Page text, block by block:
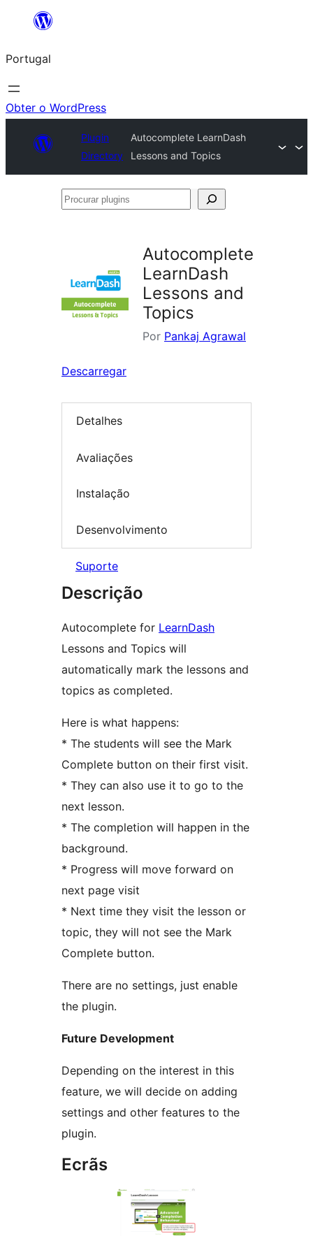
Saltar
o
conteúdo
Portugal
Obter o WordPress
Plugin
Directory
Autocomplete LearnDash
Lessons and Topics
Procurar
Autocomplete
LearnDash
Lessons and
Topics
Por Pankaj Agrawal
Descarregar
Detalhes
Avaliações
Instalação
Desenvolvimento
Suporte
Descrição
Autocomplete for LearnDash
Lessons and Topics will
automatically mark the lessons and
topics as completed.
Here is what happens:
* The students will see the Mark
Complete button on their first visit.
* They can also use it to go to the
next lesson.
* The completion will happen in the
background.
* Progress will move forward on
next page visit
* Next time they visit the lesson or
topic, they will not see the Mark
Complete button.
There are no settings, just enable
the plugin.
Future Development
Depending on the interest in this
feature, we will decide on adding
settings and other features to the
plugin.
Ecrãs